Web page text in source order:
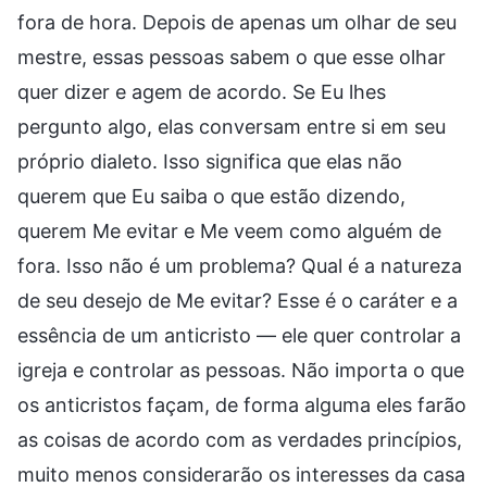
fora de hora. Depois de apenas um olhar de seu
mestre, essas pessoas sabem o que esse olhar
quer dizer e agem de acordo. Se Eu lhes
pergunto algo, elas conversam entre si em seu
próprio dialeto. Isso significa que elas não
querem que Eu saiba o que estão dizendo,
querem Me evitar e Me veem como alguém de
fora. Isso não é um problema? Qual é a natureza
de seu desejo de Me evitar? Esse é o caráter e a
essência de um anticristo — ele quer controlar a
igreja e controlar as pessoas. Não importa o que
os anticristos façam, de forma alguma eles farão
as coisas de acordo com as verdades princípios,
muito menos considerarão os interesses da casa